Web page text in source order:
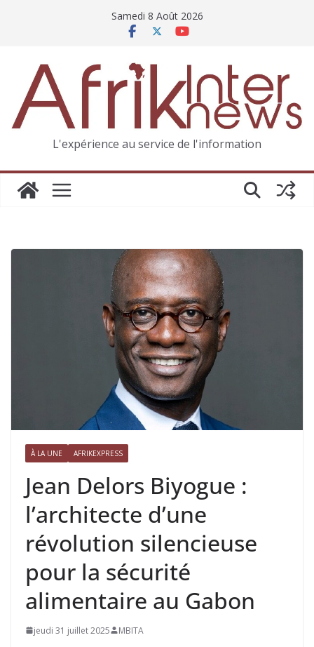
Samedi 8 Août 2026
L'expérience au service de l'information
À LA UNE AFRIKEXPRESS
Jean Delors Biyogue :
l’architecte d’une
révolution silencieuse
pour la sécurité
alimentaire au Gabon
jeudi 31 juillet 2025 MBITA